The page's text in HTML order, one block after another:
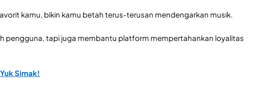
kamu, bikin kamu betah terus-terusan mendengarkan musik.
pengguna, tapi juga membantu platform mempertahankan loyalitas
Simak!